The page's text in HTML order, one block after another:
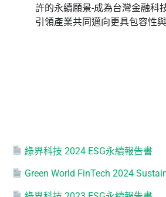
許的永續願景-成為台灣金融科
引領產業共同邁向更具包容性
董事
綠界科技 2024 ESG永續報告書
Green World FinTech 2024